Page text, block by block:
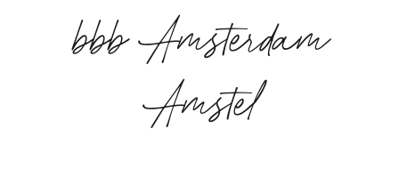
bbb Amsterdam
Amstel